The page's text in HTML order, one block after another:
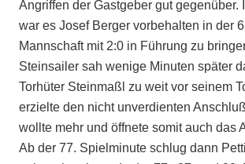
Angriffen der Gastgeber gut gegenüber.
war es Josef Berger vorbehalten in der
Mannschaft mit 2:0 in Führung zu
Steinsailer sah wenige Minuten später
Torhüter Steinmaßl zu weit vor seinem
erzielte den nicht unverdienten
wollte mehr und öffnete somit auch das
Ab der 77. Spielminute schlug dann